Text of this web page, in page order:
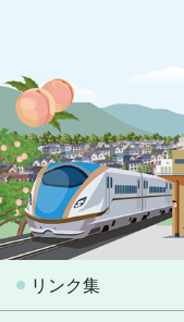
リンク集